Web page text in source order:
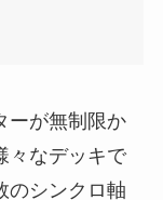
ーが無制限か
々なデッキで
のシンクロ軸